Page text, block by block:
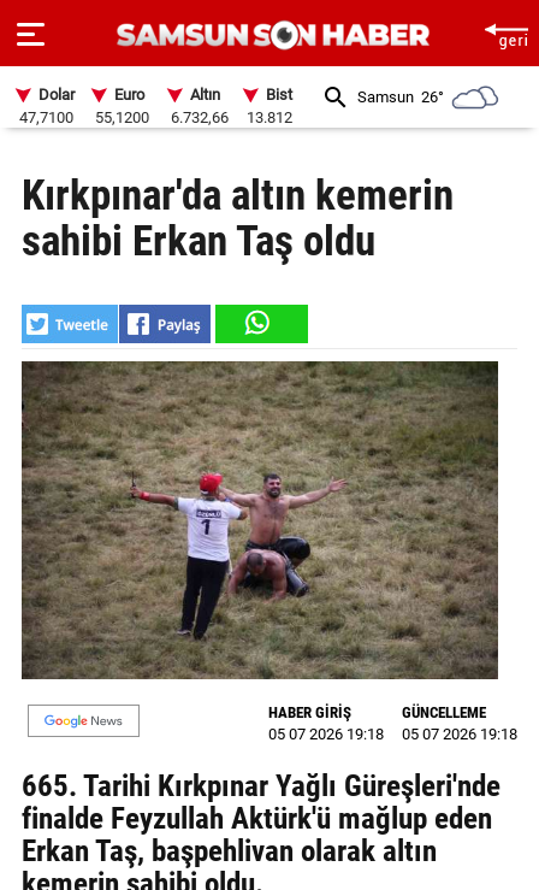
SAYFA
SAMSUN
SAMSUNSPOR
GÜNDEM
SİYASET
EKONOMİ
DÜNYA
MAGAZİN
GALERİ
YAZARLAR
BİZE
ULAŞIN
Künye
Dolar
47,7100
Euro
55,1200
Altın
6.732,66
Bist
13.812
Samsun 26°
Kırkpınar'da altın kemerin
sahibi Erkan Taş oldu
HABER GİRİŞ
05 07 2026 19:18
GÜNCELLEME
05 07 2026 19:18
665. Tarihi Kırkpınar Yağlı Güreşleri'nde
finalde Feyzullah Aktürk'ü mağlup eden
Erkan Taş, başpehlivan olarak altın
kemerin sahibi oldu.